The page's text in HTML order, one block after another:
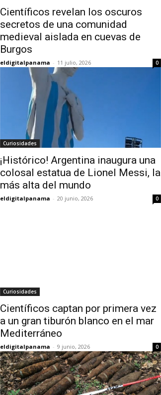
Científicos revelan los oscuros
secretos de una comunidad
medieval aislada en cuevas de
Burgos
eldigitalpanama - 11 julio, 2026 0
Curiosidades
¡Histórico! Argentina inaugura una
colosal estatua de Lionel Messi, la
más alta del mundo
eldigitalpanama - 20 junio, 2026 0
Curiosidades
Científicos captan por primera vez
a un gran tiburón blanco en el mar
Mediterráneo
eldigitalpanama - 9 junio, 2026 0